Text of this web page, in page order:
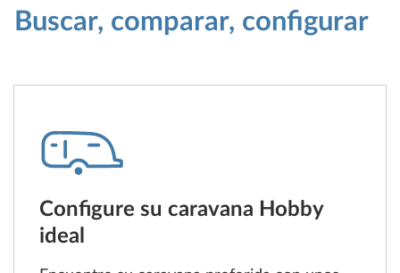
Buscar, comparar, configurar
Configure su caravana Hobby
ideal